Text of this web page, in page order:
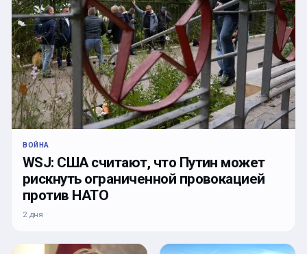
ВОЙНА
WSJ: США считают, что Путин может
рискнуть ограниченной провокацией
против НАТО
2 дня